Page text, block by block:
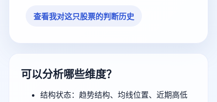
查看我对这只股票的判断历史
可以分析哪些维度？
结构状态：趋势结构、均线位置、近期高低